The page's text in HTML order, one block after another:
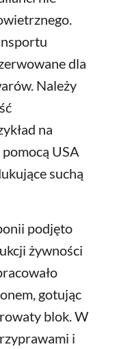
dla
Należy
na
USA
suchą
podjęto
żywności
gotując
blok. W
i